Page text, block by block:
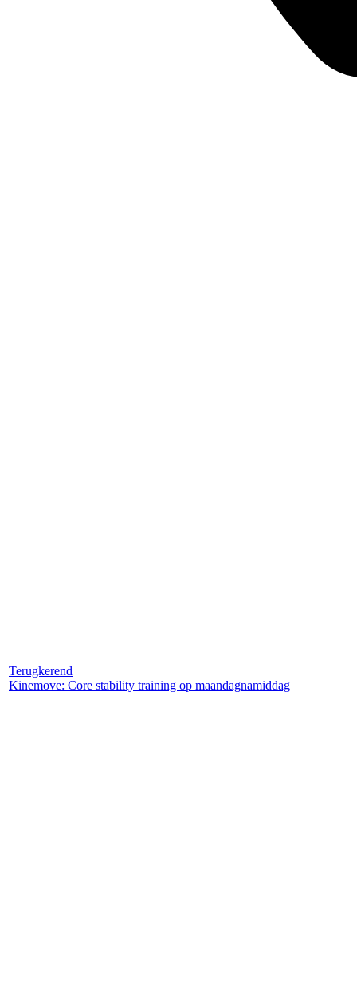
Terugkerend
Kinemove: Core stability training op maandagnamiddag